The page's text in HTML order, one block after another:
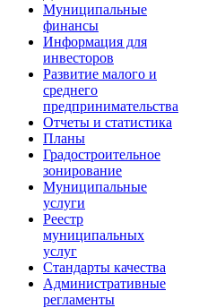
Муниципальные
финансы
Информация для
инвесторов
Развитие малого и
среднего
предпринимательства
Отчеты и статистика
Планы
Градостроительное
зонирование
Муниципальные
услуги
Реестр
муниципальных
услуг
Стандарты качества
Административные
регламенты